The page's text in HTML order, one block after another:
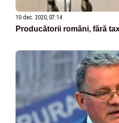
10 dec. 2020, 07:14
Producătorii români, fără